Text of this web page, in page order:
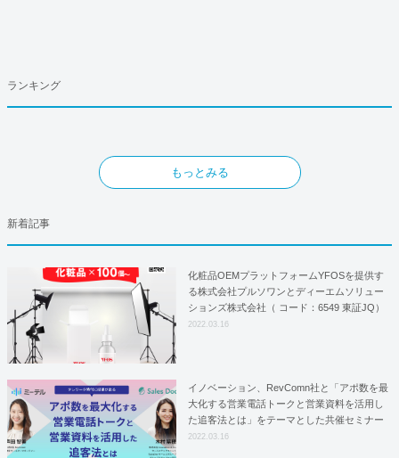
ランキング
もっとみる
新着記事
化粧品OEMプラットフォームYFOSを提供す
る株式会社プルソワンとディーエムソリュー
ションズ株式会社（ コード：6549 東証JQ）
はYFOSにおけるロジスティクスパートナー
2022.03.16
イノベーション、RevComn社と「アポ数を最
大化する営業電話トークと営業資料を活用し
た追客法とは」をテーマとした共催セミナー
を開催！
2022.03.16